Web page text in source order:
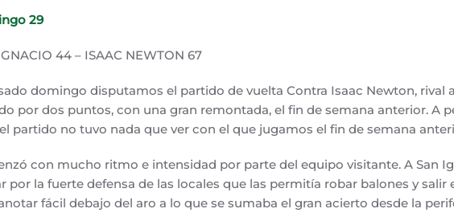
29
44 – ISAAC NEWTON 67
domingo disputamos el partido de vuelta Contra Isaac Newton, rival
por dos puntos, con una gran remontada, el fin de semana anterior. A
partido no tuvo nada que ver con el que jugamos el fin de semana
con mucho ritmo e intensidad por parte del equipo visitante. A San
por la fuerte defensa de las locales que las permitía robar balones y salir
fácil debajo del aro a lo que se sumaba el gran acierto desde la